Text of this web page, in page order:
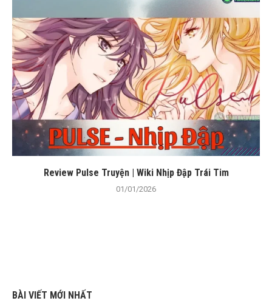
Review Pulse Truyện | Wiki Nhịp Đập Trái Tim
01/01/2026
BÀI VIẾT MỚI NHẤT